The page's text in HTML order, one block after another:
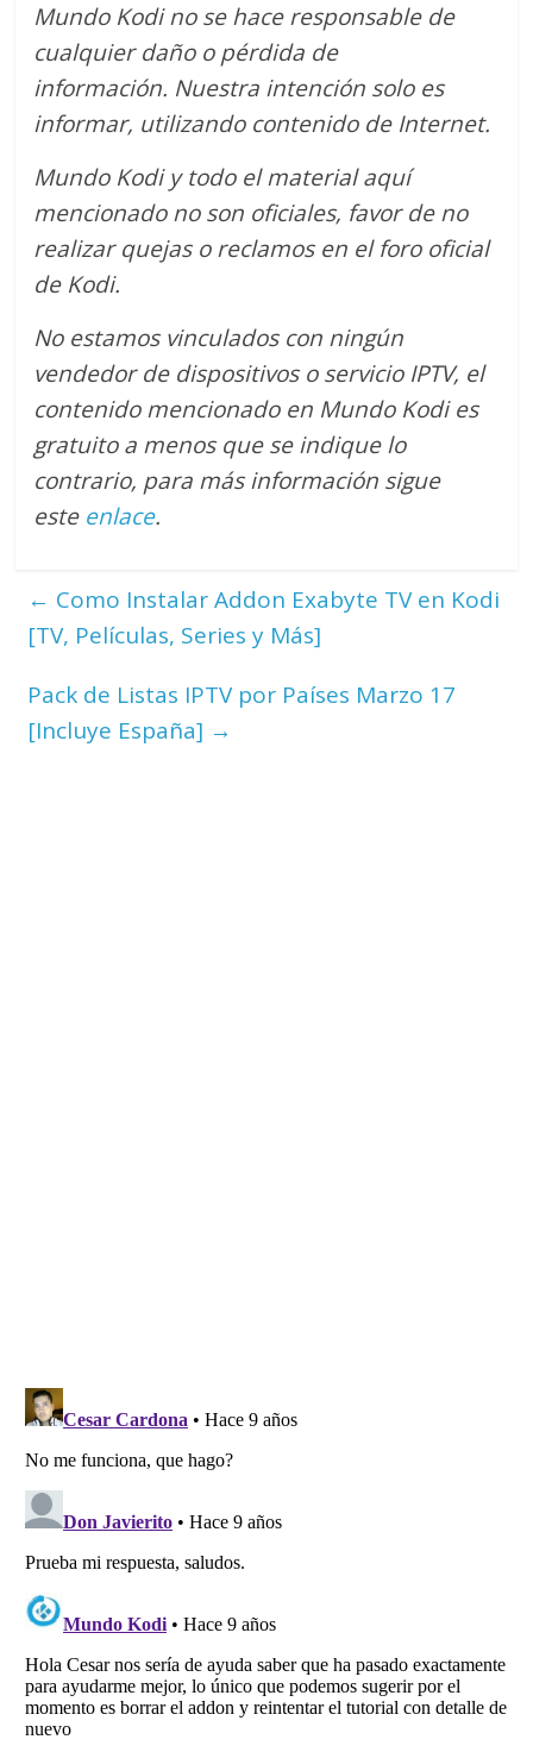
Mundo Kodi no se hace responsable de
cualquier daño o pérdida de
información. Nuestra intención solo es
informar, utilizando contenido de Internet.
Mundo Kodi y todo el material aquí
mencionado no son oficiales, favor de no
realizar quejas o reclamos en el foro oficial
de Kodi.
No estamos vinculados con ningún
vendedor de dispositivos o servicio IPTV, el
contenido mencionado en Mundo Kodi es
gratuito a menos que se indique lo
contrario, para más información sigue
este enlace.
← Como Instalar Addon Exabyte TV en Kodi
[TV, Películas, Series y Más]
Pack de Listas IPTV por Países Marzo 17
[Incluye España] →